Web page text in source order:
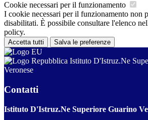
Cookie necessari per il funzionamento
I cookie necessari per il funzionamento non
disabilitati. È possibile consultare l'elenco
policy.
Accetta tutti Salva le preferenze
Istituto D'Istruz.Ne
Veronese
Contatti
Istituto D'Istruz.Ne Superiore Guarino